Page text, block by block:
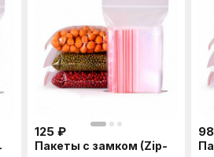
125 ₽
Пакеты с замком (Zip-
98